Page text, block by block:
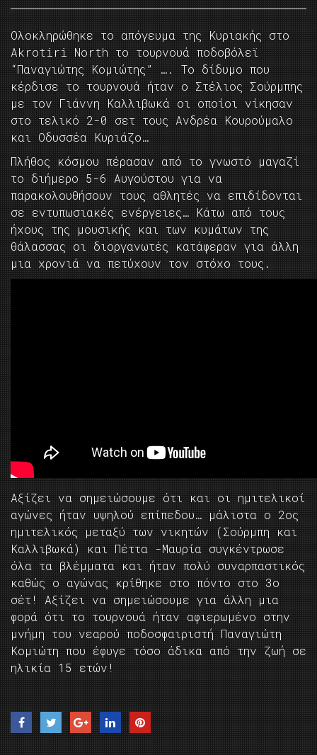
Ολοκληρώθηκε το απόγευμα της Κυριακής στο
Akrotiri North το τουρνουά ποδοβόλεϊ
“Παναγιώτης Κομιώτης” …. Το δίδυμο που
κέρδισε το τουρνουά ήταν ο Στέλιος Σούρμπης
με τον Γιάννη Καλλιβωκά οι οποίοι νίκησαν
στο τελικό 2-0 σετ τους Ανδρέα Κουρούμαλο
και Οδυσσέα Κυριάζο…
Πλήθος κόσμου πέρασαν από το γνωστό μαγαζί
το διήμερο 5-6 Αυγούστου για να
παρακολουθήσουν τους αθλητές να επιδίδονται
σε εντυπωσιακές ενέργειες… Κάτω από τους
ήχους της μουσικής και των κυμάτων της
θάλασσας οι διοργανωτές κατάφεραν για άλλη
μια χρονιά να πετύχουν τον στόχο τους.
Αξίζει να σημειώσουμε ότι και οι ημιτελικοί
αγώνες ήταν υψηλού επίπεδου… μάλιστα ο 2ος
ημιτελικός μεταξύ των νικητών (Σούρμπη και
Καλλιβωκά) και Πέττα -Μαυρία συγκέντρωσε
όλα τα βλέμματα και ήταν πολύ συναρπαστικός
καθώς ο αγώνας κρίθηκε στο πόντο στο 3ο
σέτ! Αξίζει να σημειώσουμε για άλλη μια
φορά ότι το τουρνουά ήταν αφιερωμένο στην
μνήμη του νεαρού ποδοσφαιριστή Παναγιώτη
Κομιώτη που έφυγε τόσο άδικα από την ζωή σε
ηλικία 15 ετών!